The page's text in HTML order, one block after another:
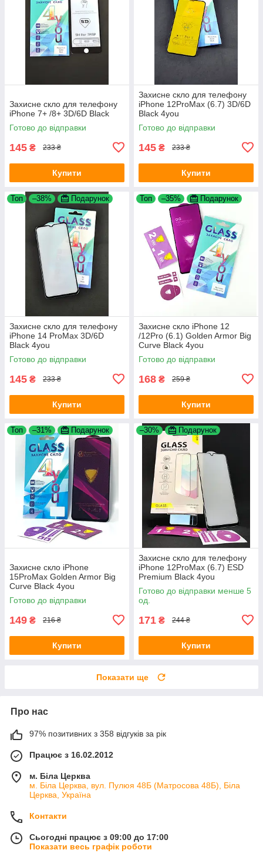
Захисне скло для телефону
iPhone 7+ /8+ 3D/6D Black
Готово до відправки
145 ₴ 233 ₴
Купити
Захисне скло для телефону
iPhone 12ProMax (6.7) 3D/6D
Black 4you
Готово до відправки
145 ₴ 233 ₴
Купити
Топ –38% Подарунок
Захисне скло для телефону
iPhone 14 ProMax 3D/6D
Black 4you
Готово до відправки
145 ₴ 233 ₴
Купити
Топ –35% Подарунок
Захисне скло iPhone 12
/12Pro (6.1) Golden Armor Big
Curve Black 4you
Готово до відправки
168 ₴ 259 ₴
Купити
Топ –31% Подарунок
Захисне скло iPhone
15ProMax Golden Armor Big
Curve Black 4you
Готово до відправки
149 ₴ 216 ₴
Купити
–30% Подарунок
Захисне скло для телефону
iPhone 12ProMax (6.7) ESD
Premium Black 4you
Готово до відправки менше 5
од.
171 ₴ 244 ₴
Купити
Показати ще
Про нас
97% позитивних з 358 відгуків за рік
Працює з 16.02.2012
м. Біла Церква
м. Біла Церква, вул. Пулюя 48Б (Матросова 48Б), Біла
Церква, Україна
Контакти
Сьогодні працює з 09:00 до 17:00
Показати весь графік роботи